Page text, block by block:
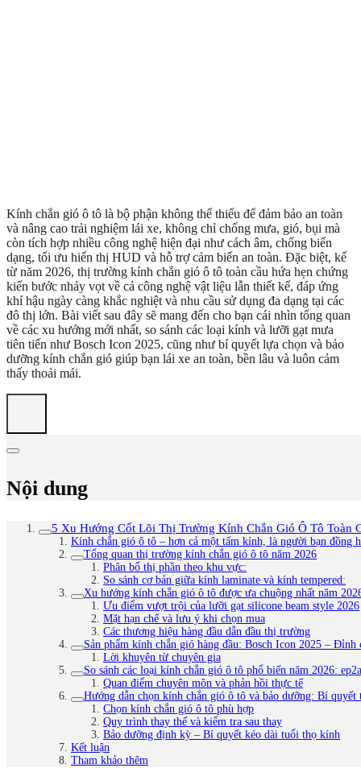
Kính chắn gió ô tô là bộ phận không thể thiếu để đảm bảo an toàn
và nâng cao trải nghiệm lái xe, không chỉ chống mưa, gió, bụi mà
còn tích hợp nhiều công nghệ hiện đại như cách âm, chống biến
dạng, tối ưu hiển thị HUD và hỗ trợ cảm biến an toàn. Đặc biệt, kể
từ năm 2026, thị trường kính chắn gió ô tô toàn cầu hứa hẹn chứng
kiến bước nhảy vọt về cả công nghệ vật liệu lẫn thiết kế, đáp ứng
khí hậu ngày càng khắc nghiệt và nhu cầu sử dụng đa dạng tại các
đô thị lớn. Bài viết sau đây sẽ mang đến cho bạn cái nhìn tổng quan
về các xu hướng mới nhất, so sánh các loại kính và lưỡi gạt mưa
tiên tiến như Bosch Icon 2025, cũng như bí quyết lựa chọn và bảo
dưỡng kính chắn gió giúp bạn lái xe an toàn, bền lâu và luôn cảm
thấy thoải mái.
Nội dung
5 Xu Hướng Cốt Lõi Thị Trường Kính Chắn Gió Ô Tô Toàn
Kính chắn gió ô tô – hơn cả một tấm kính, là người bạn đồng
Tổng quan thị trường kính chắn gió ô tô năm 2026
Phân bổ thị phần theo khu vực:
So sánh cơ bản giữa kính laminate và kính tempered:
Xu hướng kính chắn gió ô tô được ưa chuộng nhất năm
Ưu điểm vượt trội của lưỡi gạt silicone beam style 2026
Mặt hạn chế và lưu ý khi chọn mua
Các thương hiệu hàng đầu dẫn đầu thị trường
Sản phẩm kính chắn gió hàng đầu: Bosch Icon 2025 –
Lời khuyên từ chuyên gia
So sánh các loại kính chắn gió ô tô phổ biến năm 2026:
Quan điểm chuyên môn và phản hồi thực tế
Hướng dẫn chọn kính chắn gió ô tô và bảo dưỡng: Bí quyết
Chọn kính chắn gió ô tô phù hợp
Quy trình thay thế và kiểm tra sau thay
Bảo dưỡng định kỳ – Bí quyết kéo dài tuổi thọ kính
Kết luận
Tham khảo thêm